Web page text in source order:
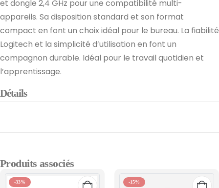
et dongle 2,4 GHz pour une compatibilité multi-
appareils. Sa disposition standard et son format
compact en font un choix idéal pour le bureau. La fiabilité
Logitech et la simplicité d’utilisation en font un
compagnon durable. Idéal pour le travail quotidien et
l’apprentissage.
Détails
Produits associés
-33% -15%